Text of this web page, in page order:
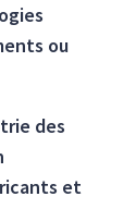
ou
des
et